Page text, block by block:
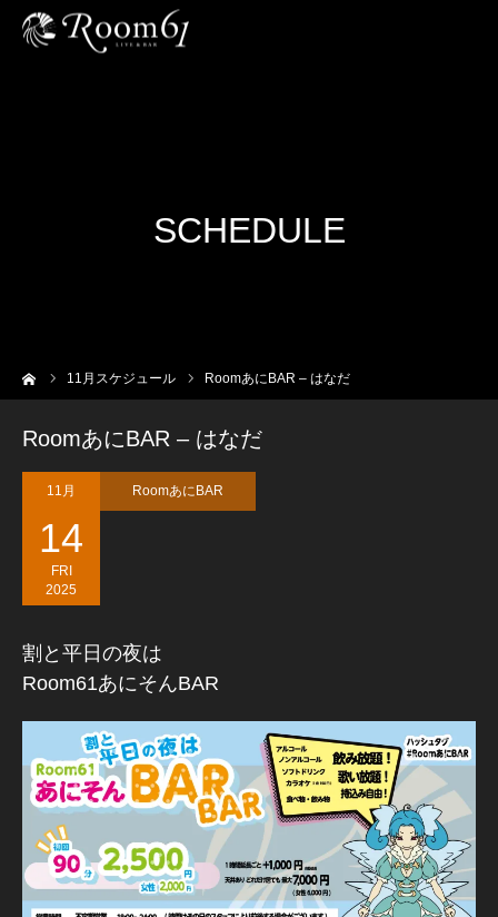
SCHEDULE
11 月スケジュール RoomあにBAR – はなだ
RoomあにBAR – はなだ
11月
14
FRI
2025
RoomあにBAR
割と平日の夜は
Room61あにそんBAR